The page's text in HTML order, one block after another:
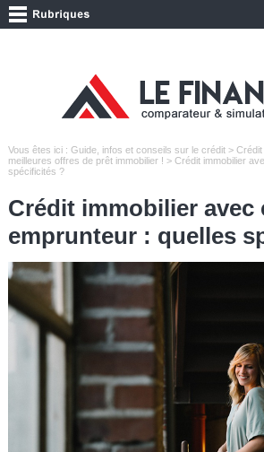
Vous êtes ici : Guide, infos et conseils sur le crédit> Crédit
meilleures offres de prêt immobilier ! > Crédit immobilier
spécificités ?
Crédit immobilier avec
emprunteur : quelles